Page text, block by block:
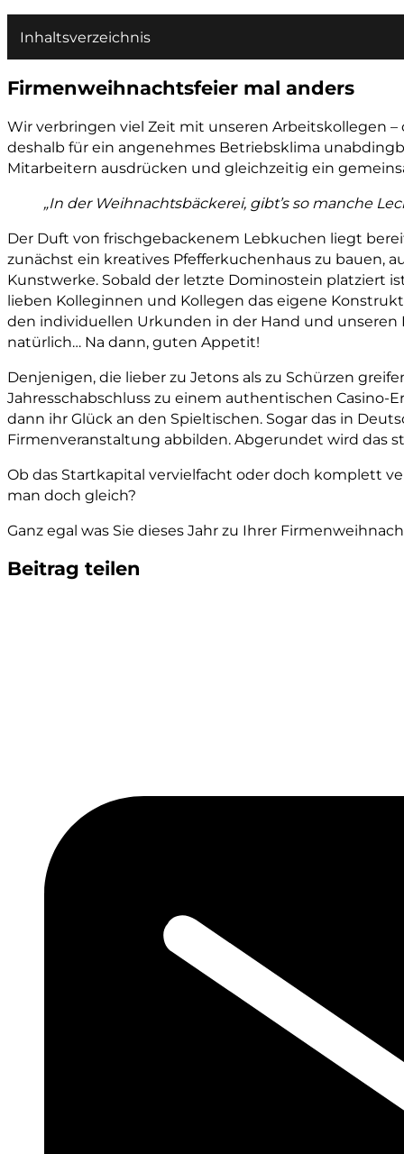
Inhaltsverzeichnis
Firmenweihnachtsfeier mal anders
Wir verbringen viel Zeit mit unseren Arbeitskollegen
deshalb für ein angenehmes Betriebsklima
Mitarbeitern ausdrücken und gleichzeitig ein
„In der Weihnachtsbäckerei, gibt’s so manche
Der Duft von frischgebackenem Lebkuchen liegt
zunächst ein kreatives Pfefferkuchenhaus zu bauen,
Kunstwerke. Sobald der letzte Dominostein platziert
lieben Kolleginnen und Kollegen das eigene
den individuellen Urkunden in der Hand und
natürlich… Na dann, guten Appetit!
Denjenigen, die lieber zu Jetons als zu Schürzen
Jahresschabschluss zu einem authentischen Casino-
dann ihr Glück an den Spieltischen. Sogar das in
Firmenveranstaltung abbilden. Abgerundet wird das
Ob das Startkapital vervielfacht oder doch komplett
man doch gleich?
Ganz egal was Sie dieses Jahr zu Ihrer
Beitrag teilen